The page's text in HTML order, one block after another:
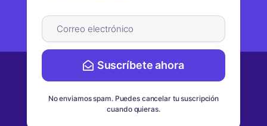
Suscríbete ahora
No enviamos spam. Puedes cancelar tu suscripción
cuando quieras.